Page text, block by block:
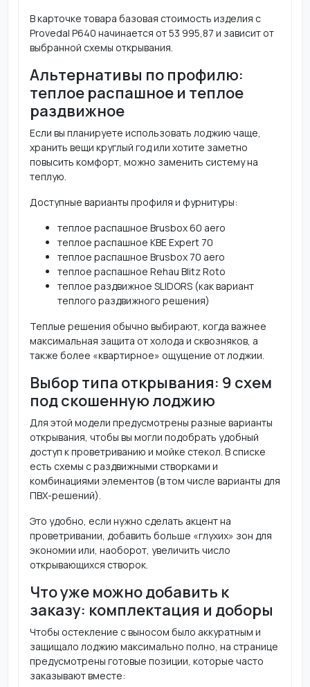
В карточке товара базовая стоимость изделия с
Provedal P640 начинается от 53 995,87 и зависит от
выбранной схемы открывания.
Альтернативы по профилю:
теплое распашное и теплое
раздвижное
Если вы планируете использовать лоджию чаще,
хранить вещи круглый год или хотите заметно
повысить комфорт, можно заменить систему на
теплую.
Доступные варианты профиля и фурнитуры:
теплое распашное Brusbox 60 aero
теплое распашное KBE Expert 70
теплое распашное Brusbox 70 aero
теплое распашное Rehau Blitz Roto
теплое раздвижное SLIDORS (как вариант
теплого раздвижного решения)
Теплые решения обычно выбирают, когда важнее
максимальная защита от холода и сквозняков, а
также более «квартирное» ощущение от лоджии.
Выбор типа открывания: 9 схем
под скошенную лоджию
Для этой модели предусмотрены разные варианты
открывания, чтобы вы могли подобрать удобный
доступ к проветриванию и мойке стекол. В списке
есть схемы с раздвижными створками и
комбинациями элементов (в том числе варианты для
ПВХ-решений).
Это удобно, если нужно сделать акцент на
проветривании, добавить больше «глухих» зон для
экономии или, наоборот, увеличить число
открывающихся створок.
Что уже можно добавить к
заказу: комплектация и доборы
Чтобы остекление с выносом было аккуратным и
защищало лоджию максимально полно, на странице
предусмотрены готовые позиции, которые часто
заказывают вместе: